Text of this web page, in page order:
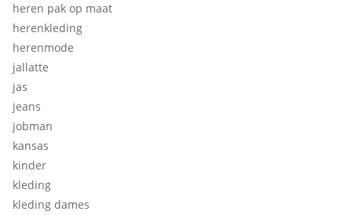
heren pak op maat
herenkleding
herenmode
jallatte
jas
jeans
jobman
kansas
kinder
kleding
kleding dames